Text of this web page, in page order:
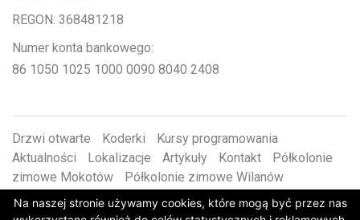
Na naszej stronie używamy cookies, które mogą być przez nas
REGON: 368481218
Numer konta bankowego:
86 1050 1025 1000 0090 8040 2408
Drzwi otwarte Koderki
Kursy programowania
Aktualności
Lokalizacje Artykuły Kontakt
Półkolonie
zimowe Mokotów
Półkolonie zimowe Wilanów
Warsztaty zimowe
Półkolonie letnie Wilanów
Archiwum
kursów
Harmonogram